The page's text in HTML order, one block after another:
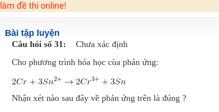
Khuyến Mãi Khoá Học 1K Chỉ Từ 11-13/09/2024
Khai giảng các khóa lớp 9 Toán - Lý - Hóa - Văn - Anh năm 2018
Luyện thi vào lớp 10 môn Toán, Văn, Hóa, Anh, Lý với giáo viên giỏi và nổi
làm đề thi online!
Bài tập luyện
Câu hỏi số 31:
Chưa xác định
Cho phương trình hóa học cùa phản ứng:
Nhận xét nào sau đây về phản ứng trên là đúng ?